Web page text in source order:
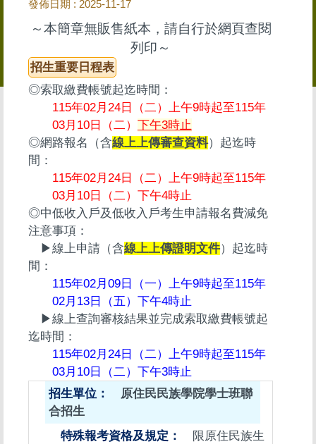
發佈日期 : 2025-11-17
～本簡章無販售紙本，請自行於網頁查閱
列印～
招生重要日程表
◎索取繳費帳號起迄時間：
115年02月24日（二）上午9時起至115年
03月10日（二） 下午3時止
◎網路報名（含線上上傳審查資料）起迄時
間：
115年02月24日（二）上午9時起至115年
03月10日（二）下午4時止
◎中低收入戶及低收入戶考生申請報名費減免
注意事項：
▶線上申請（含線上上傳證明文件）起迄時
間：
115年02月09日（一）上午9時起至115年
02月13日（五）下午4時止
▶線上查詢審核結果並完成索取繳費帳號起
迄時間：
115年02月24日（二）上午9時起至115年
03月10日（二）下午3時止
原住民民族學院學士班聯
合招生
限原住民族生